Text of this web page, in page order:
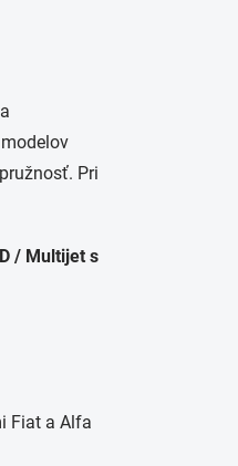
Pri
/ Multijet s
Fiat a Alfa